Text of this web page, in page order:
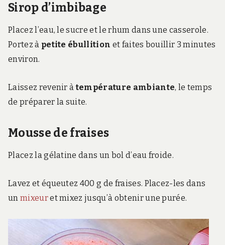
Sirop d’imbibage
Placez l’eau, le sucre et le rhum dans une casserole.
Portez à petite ébullition et faites bouillir 3 minutes
environ.
Laissez revenir àtempérature ambiante, le temps
de préparer la suite.
Mousse de fraises
Placez la gélatine dans un bol d’eau froide.
Lavez et équeutez 400 g de fraises. Placez-les dans
un mixeuret mixez jusqu’à obtenir une purée.